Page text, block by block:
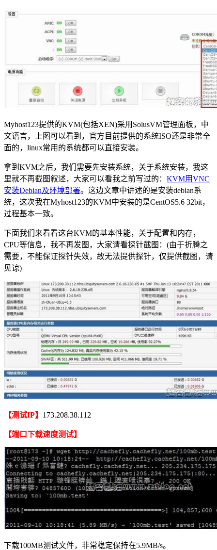
Myhost123提供的KVM(包括XEN)采用SolusVM管理面板，中
文语言，上图可以看到，官方目前提供的系统ISO还是非常全
面的，linux常用的系统都可以直接安装。
拿到KVM之后，我们需要先安装系统，关于系统安装，我这
里就不再截图叙述，大家可以看我之前写过的： KVM用VNC
安装Debian及环境部署。这边文章中讲述的是安装debian系
统，这次我在Myhost123的KVM中安装的是CentOS5.6 32bit，
过程基本一致。
下面我们来看看这台KVM的基本性能，关于配置和内存，
CPU等信息，我不再发图，大家请看探针截图：(由于折腾之
需要，不能保证探针失效，故无法提供探针，仅提供截图，请
见谅)
【测试IP】 173.208.38.112
【端口下载速度测试】
下载100MB测试文件，非常稳定保持在5.9MB/s。